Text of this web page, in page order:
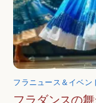
フラニュース＆イベン